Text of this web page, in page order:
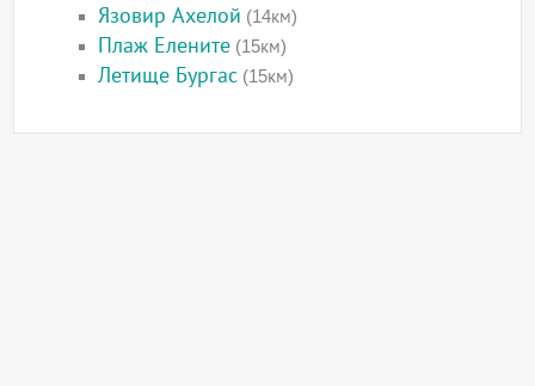
Язовир Ахелой (14км)
Плаж Елените (15км)
Летище Бургас (15км)